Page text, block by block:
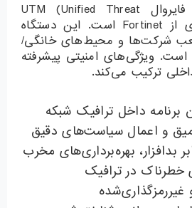
FortiWiFi 61F یک فایروال UTM (Unified Threat
Management) رومیزی از Fortinet است. این دستگاه
شرکت‌ها و محیط‌های خانگی/
ویژگی‌های امنیتی پیشرفته
ترکیب می‌کند.
برنامه داخل ترافیک شبکه
و اعمال سیاست‌های دقیق
بدافزار، بهره‌برداری‌های مخرب
در ترافیک